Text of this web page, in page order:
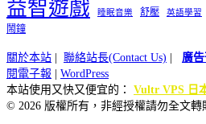
益智遊戲 睡眠音樂 舒壓 英語學習
鬧鐘
關於本站 聯絡站長(Contact Us) 廣
閱電子報
WordPress
本站使用又快又便宜的： Vultr VPS 日
© 2026 版權所有，非經授權請勿全文轉